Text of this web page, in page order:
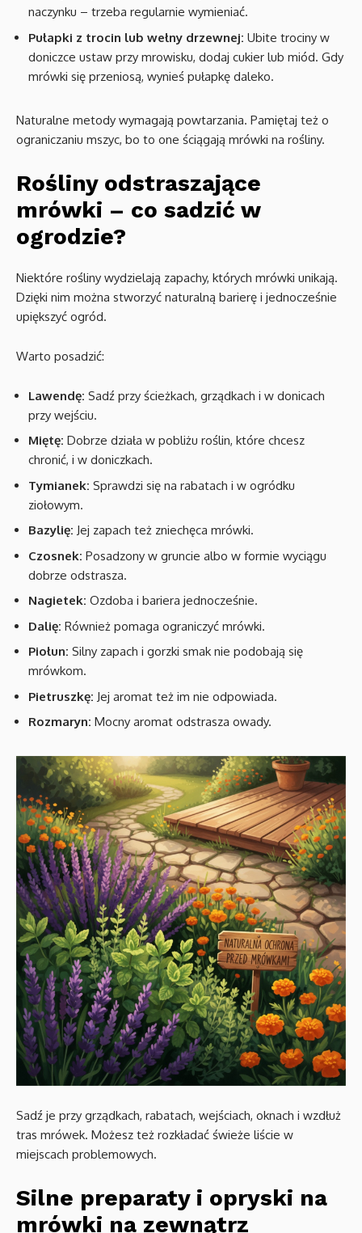
naczynku – trzeba regularnie wymieniać.
Pułapki z trocin lub wełny drzewnej: Ubite trociny w
doniczce ustaw przy mrowisku, dodaj cukier lub miód. Gdy
mrówki się przeniosą, wynieś pułapkę daleko.
Naturalne metody wymagają powtarzania. Pamiętaj też o
ograniczaniu mszyc, bo to one ściągają mrówki na rośliny.
Rośliny odstraszające
mrówki – co sadzić w
ogrodzie?
Niektóre rośliny wydzielają zapachy, których mrówki unikają.
Dzięki nim można stworzyć naturalną barierę i jednocześnie
upiększyć ogród.
Warto posadzić:
Lawendę: Sadź przy ścieżkach, grządkach i w donicach
przy wejściu.
Miętę: Dobrze działa w pobliżu roślin, które chcesz
chronić, i w doniczkach.
Tymianek: Sprawdzi się na rabatach i w ogródku
ziołowym.
Bazylię: Jej zapach też zniechęca mrówki.
Czosnek: Posadzony w gruncie albo w formie wyciągu
dobrze odstrasza.
Nagietek: Ozdoba i bariera jednocześnie.
Dalię: Również pomaga ograniczyć mrówki.
Piołun: Silny zapach i gorzki smak nie podobają się
mrówkom.
Pietruszkę: Jej aromat też im nie odpowiada.
Rozmaryn: Mocny aromat odstrasza owady.
Sadź je przy grządkach, rabatach, wejściach, oknach i wzdłuż
tras mrówek. Możesz też rozkładać świeże liście w
miejscach problemowych.
Silne preparaty i opryski na
mrówki na zewnątrz